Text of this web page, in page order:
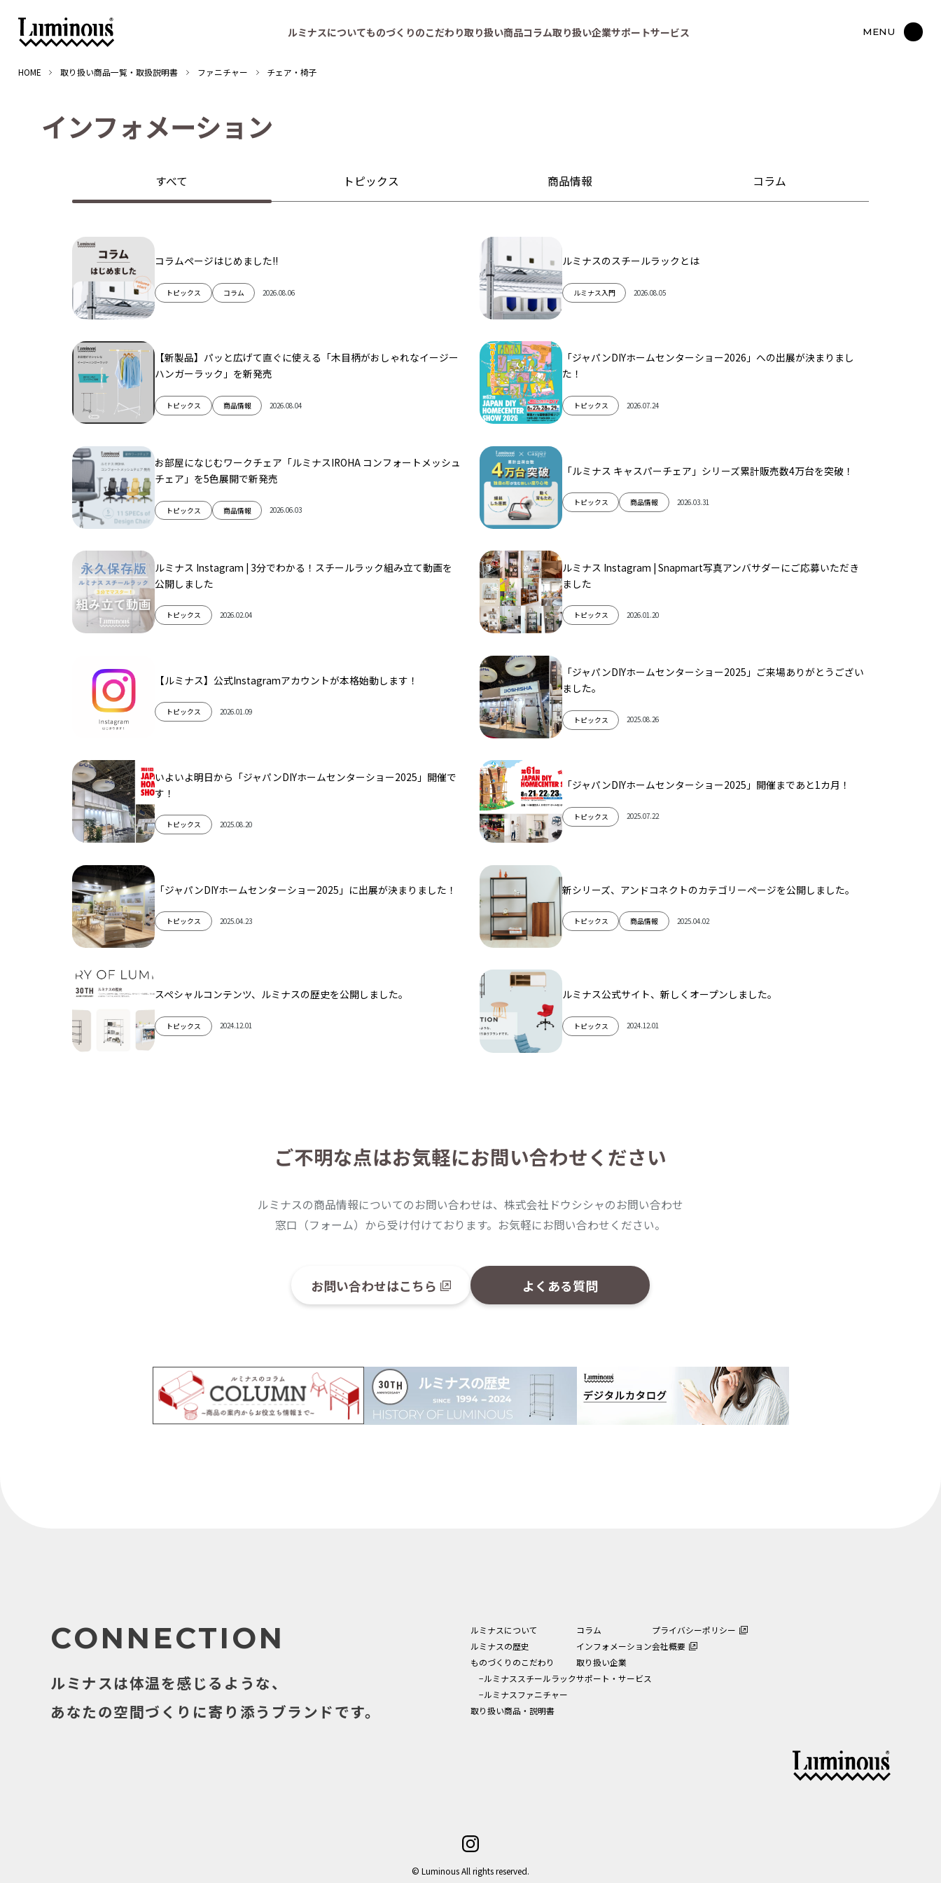
ルミナスについてものづくりのこだわり取り扱い商品コラム取り扱い企業サポートサービス MENU
HOME 取り扱い商品一覧・取扱説明書 ファニチャー チェア・椅子
インフォメーショ ン
すべて トピックス 商品情報 コラム
コラムページはじめました!!
トピックス コラム 2026.08.06
ルミナスのスチールラックとは
ルミナス入門 2026.08.05
【新製品】パッと広げて直ぐに使える「木目柄がおしゃれなイージー
ハンガーラック」を新発売
トピックス 商品情報 2026.08.04
「ジャパンDIYホームセンターショー2026」への出展が決まりまし
た！
トピックス 2026.07.24
お部屋になじむワークチェア「ルミナスIROHA コンフォートメッシュ
チェア」を5色展開で新発売
トピックス 商品情報 2026.06.03
「ルミナス キャスパーチェア」シリーズ累計販売数4万台を突破！
トピックス 商品情報 2026.03.31
ルミナス Instagram | 3分でわかる！スチールラック組み立て動画を
公開しました
トピックス 2026.02.04
ルミナス Instagram | Snapmart写真アンバサダーにご応募いただき
ました
トピックス 2026.01.20
【ルミナス】公式Instagramアカウントが本格始動します！
トピックス 2026.01.09
「ジャパンDIYホームセンターショー2025」ご来場ありがとうござい
ました。
トピックス 2025.08.26
いよいよ明日から「ジャパンDIYホームセンターショー2025」開催で
す！
トピックス 2025.08.20
「ジャパンDIYホームセンターショー2025」開催まであと1カ月！
トピックス 2025.07.22
「ジャパンDIYホームセンターショー2025」に出展が決まりました！
トピックス 2025.04.23
新シリーズ、アンドコネクトのカテゴリーページを公開しました。
トピックス 商品情報 2025.04.02
スペシャルコンテンツ、ルミナスの歴史を公開しました。
トピックス 2024.12.01
ルミナス公式サイト、新しくオープンしました。
トピックス 2024.12.01
ご不明な点はお気軽にお問い合わせください
ルミナスの商品情報についてのお問い合わせは、株式会社ドウシシャのお問い合わせ
窓口（フォーム）から受け付けております。お気軽にお問い合わせください。
お問い合わせはこちら よくある質問
ルミナスについて
ルミナスの歴史
ものづくりのこだわり
−ルミナススチールラック
−ルミナスファニチャー
取り扱い商品・説明書
コラム
インフォメーション
取り扱い企業
サポート・サービス
プライバシーポリシー
会社概要
CONNECTION
ルミナスは体温を感じるような、
あなたの空間づくりに寄り添うブランドです。
© Luminous All rights reserved.